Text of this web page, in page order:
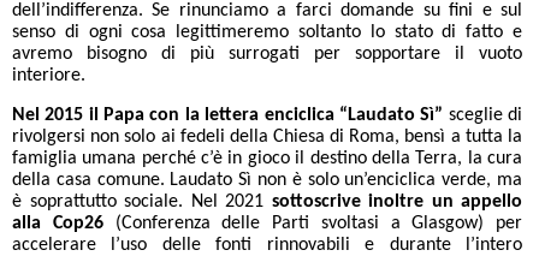
dell’indifferenza. Se rinunciamo a farci domande su fini e sul
senso di ogni cosa legittimeremo soltanto lo stato di fatto e
avremo bisogno di più surrogati per sopportare il vuoto
interiore.
Nel 2015 il Papa con la lettera enciclica “Laudato Sì” sceglie di
rivolgersi non solo ai fedeli della Chiesa di Roma, bensì a tutta la
famiglia umana perché c’è in gioco il destino della Terra, la cura
della casa comune. Laudato Sì non è solo un’enciclica verde, ma
è soprattutto sociale. Nel 2021 sottoscrive inoltre un appello
alla Cop26(Conferenza delle Parti svoltasi a Glasgow) per
accelerare l’uso delle fonti rinnovabili e durante l’intero